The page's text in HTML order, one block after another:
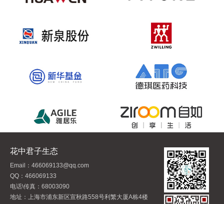
花中君子生态
Email：466069133@qq.com
QQ：466069133
电话\传真：68003090
地址：上海市浦东新区宣秋路558号利繁大厦A栋4楼